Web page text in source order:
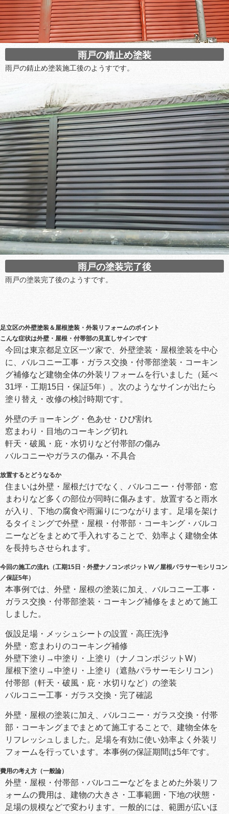
雨戸の錆止め塗装
雨戸の錆止め塗装施工後のようすです。
雨戸の塗装完了後
雨戸の塗装完了後のようすです。
足立区の外壁塗装＆屋根塗装・外装リフォームのポイント
こんな症状は外壁・屋根・付帯部の見直しサインです
今回は東京都足立区一ツ家で、外壁塗装・屋根塗装を中心
に、バルコニー工事・ガラス交換・付帯部塗装・コーキン
グ補修など建物全体の外装リフォームを行いました（延べ
31坪・工期15日・保証5年）。次のようなサインが出たら
塗り替え・改修の検討時期です。
外壁のチョーキング・色あせ・ひび割れ
窓まわり・目地のコーキング切れ
軒天・破風・庇・水切りなど付帯部の傷み
バルコニーやガラスの傷み・不具合
放置するとどうなるか
住まいは外壁・屋根だけでなく、バルコニー・付帯部・窓
まわりなど多くの部位が同時に傷みます。放置すると雨水
が入り、下地の腐食や雨漏りにつながります。足場を架け
るタイミングで外壁・屋根・付帯部・コーキング・バルコ
ニーなどをまとめて手入れすることで、効率よく建物全体
を長持ちさせられます。
今回の施工の流れ（工期15日・外壁ナノコンポジットW／屋根パラサーモシリコン
／保証5年）
本事例では、外壁・屋根の塗装に加え、バルコニー工事・
ガラス交換・付帯部塗装・コーキング補修をまとめて施工
しました。
仮設足場・メッシュシートの設置・高圧洗浄
外壁・窓まわりのコーキング補修
外壁下塗り→中塗り・上塗り（ナノコンポジットW）
屋根下塗り→中塗り・上塗り（遮熱パラサーモシリコン）
付帯部（軒天・破風・庇・水切りなど）の塗装
バルコニー工事・ガラス交換・完了確認
外壁・屋根の塗装に加え、バルコニー・ガラス交換・付帯
部・コーキングまでまとめて施工することで、建物全体を
リフレッシュしました。足場を有効に使い効率よく外装リ
フォームを行っています。本事例の保証期間は5年です。
費用の考え方（一般論）
外壁・屋根・付帯部・バルコニーなどをまとめた外装リフ
ォームの費用は、建物の大きさ・工事範囲・下地の状態・
足場の規模などで変わります。一般的には、範囲が広いほ